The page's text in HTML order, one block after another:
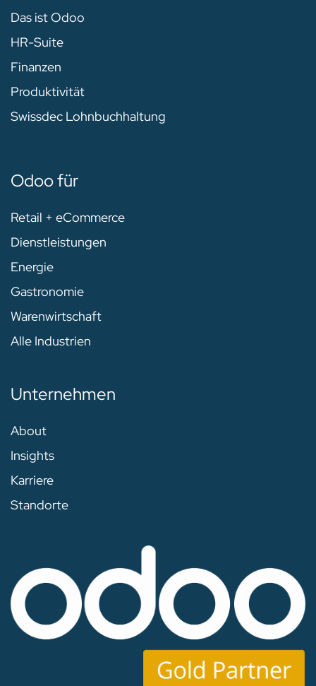
Das ist Odoo
HR-Suite
Finanzen
Produktivität
Swissdec Lohnbuchhaltung
Odoo für
Retail + eCommerce
Dienstleistungen
Energie
Gastronomie
Warenwirtschaft
Alle Industrien
Unternehmen
About
Insights
Karriere
Standorte